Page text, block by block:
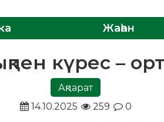
Жаһан
күрес –
Ақпарат
14.10.2025
259 0